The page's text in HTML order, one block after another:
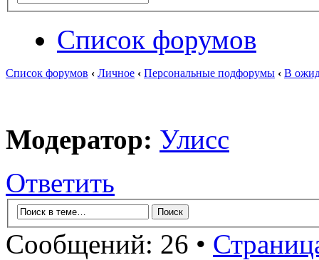
Список форумов
Список форумов ‹ Личное ‹ Персональные подфорумы ‹ В
Модератор: Улисс
Ответить
Сообщений: 26 •